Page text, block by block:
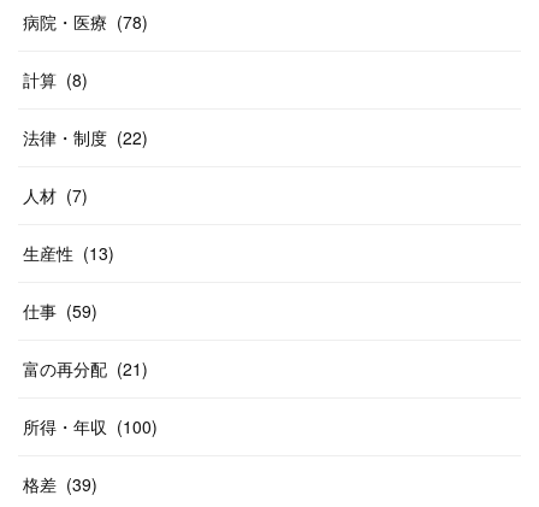
病院・医療 (78)
計算 (8)
法律・制度 (22)
人材 (7)
生産性 (13)
仕事 (59)
富の再分配 (21)
所得・年収 (100)
格差 (39)